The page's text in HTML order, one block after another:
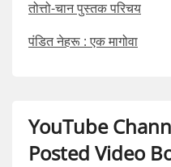
तोत्तो-चान पुस्तक परिचय
पंडित नेहरू : एक मागोवा
YouTube
Posted Video